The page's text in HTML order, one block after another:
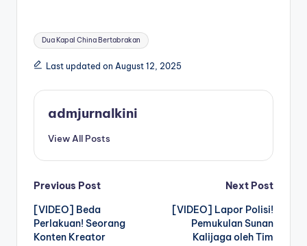
Tags:
Dua Kapal China Bertabrakan
Last updated on August 12, 2025
admjurnalkini
View All Posts
Post
navigation
Previous Post
[VIDEO] Beda
Perlakuan! Seorang
Konten Kreator
Next Post
[VIDEO] Lapor Polisi!
Pemukulan Sunan
Kalijaga oleh Tim